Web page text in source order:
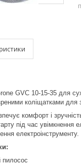
GVC 10-15-35 для
коліщатками для
комфорт і
під час увімкнення
електроінструменту.
пилосос